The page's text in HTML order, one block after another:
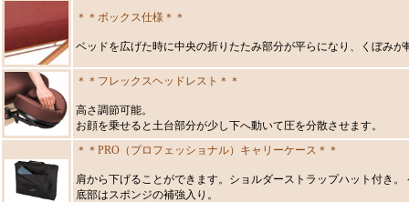
＊＊ボックス仕様＊＊
ベッドを広げた時に中央の折りたたみ部分が平らになり、くぼみが
＊＊フレックスヘッドレスト＊＊
高さ調節可能。
お顔を乗せると土台部分が少し下へ動いて圧を分散させます。
＊＊PRO（プロフェッショナル）キャリーケース＊＊
肩から下げることができます。ショルダーストラップハット付き。
底部はスポンジの補強入り。